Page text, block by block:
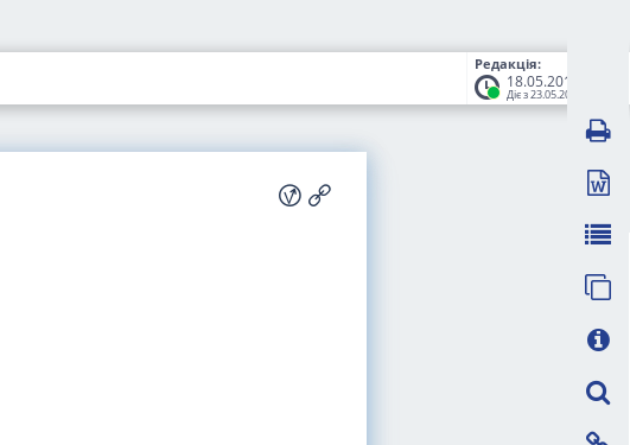
Редакція:
18.05.2017
Діє з 23.05.2017